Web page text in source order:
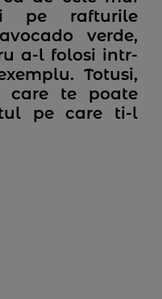
pe rafturile
verde,
a-l folosi intr-
Totusi,
care te poate
pe care ti-l